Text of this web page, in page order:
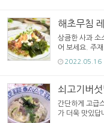
해초무침
상큼한 사과 소
어 보세요. 주재
2022.05.16
쇠고기버
간단하게 고급
가 더욱 맛있답